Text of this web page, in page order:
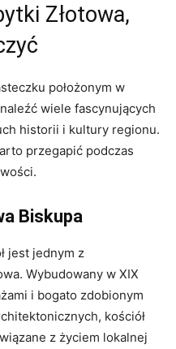
Złotowa,
położonym w
wiele fascynujących
historii i kultury ⁤regionu.
przegapić podczas‍
Biskupa
jest jednym z
Wybudowany w XIX
i bogato zdobionym
kościół
z życiem lokalnej